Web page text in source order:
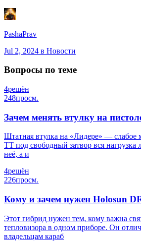
PashaPrav
Jul 2, 2024 в Новости
Вопросы по теме
4решён
248просм.
Зачем менять втулку на
Штатная втулка на «Лидере» — слабое
ТТ под свободный затвор вся нагрузка
неё, а и
4решён
226просм.
Кому и зачем нужен Holosun
Этот гибрид нужен тем, кому важна
тепловизора в одном приборе. Он
владельцам караб